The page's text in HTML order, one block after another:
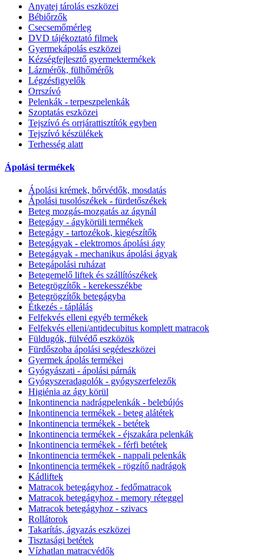
Anyatej tárolás eszközei
Bébiőrzők
Csecsemőmérleg
DVD tájékoztató filmek
Gyermekápolás eszközei
Kézségfejlesztő gyermektermékek
Lázmérők, fülhőmérők
Légzésfigyelők
Orrszívó
Pelenkák - terpeszpelenkák
Szoptatás eszközei
Tejszívó és orrjárattisztítók egyben
Tejszívó készülékek
Terhesség alatt
Ápolási termékek
Ápolási krémek, bőrvédők, mosdatás
Ápolási tusolószékek - fürdetőszékek
Beteg mozgás-mozgatás az ágynál
Betegágy - ágykörüli termékek
Betegágy - tartozékok, kiegészítők
Betegágyak - elektromos ápolási ágy
Betegágyak - mechanikus ápolási ágyak
Betegápolási ruházat
Betegemelő liftek és szállítószékek
Betegrögzítők - kerekesszékbe
Betegrögzítők betegágyba
Étkezés - táplálás
Felfekvés elleni egyéb termékek
Felfekvés elleni/antidecubitus komplett matracok
Füldugók, fülvédő eszközök
Fürdőszoba ápolási segédeszközei
Gyermek ápolás termékei
Gyógyászati - ápolási párnák
Gyógyszeradagolók - gyógyszerfelezők
Higiénia az ágy körül
Inkontinencia nadrágpelenkák - belebújós
Inkontinencia termékek - beteg alátétek
Inkontinencia termékek - betétek
Inkontinencia termékek - éjszakára pelenkák
Inkontinencia termékek - férfi betétek
Inkontinencia termékek - nappali pelenkák
Inkontinencia termékek - rögzítő nadrágok
Kádliftek
Matracok betegágyhoz - fedőmatracok
Matracok betegágyhoz - memory réteggel
Matracok betegágyhoz - szivacs
Rollátorok
Takarítás, ágyazás eszközei
Tisztasági betétek
Vízhatlan matracvédők